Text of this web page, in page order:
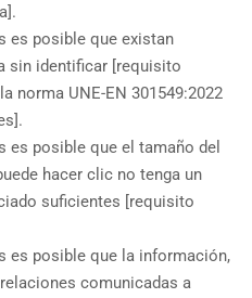
es posible que existan
sin identificar [requisito
norma UNE-EN 301549:2022
es posible que el tamaño del
hacer clic no tenga un
suficientes [requisito
es posible que la información,
comunicadas a